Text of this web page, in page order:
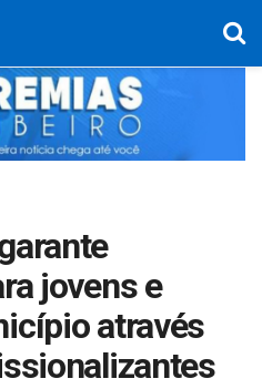
jovens e
através